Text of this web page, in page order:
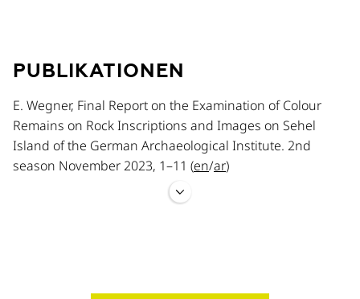
PUBLIKATIONEN
E. Wegner, Final Report on the Examination of Colour
Remains on Rock Inscriptions and Images on Sehel
Island of the German Archaeological Institute. 2nd
season November 2023, 1–11 (en/ar)